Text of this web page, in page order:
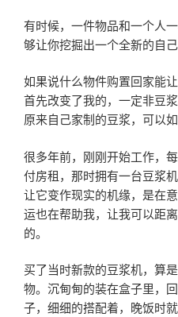
有时候，一件物品和一个人
够让你挖掘出一个全新的自己
如果说什么物件购置回家能
首先改变了我的，一定非豆
原来自己家制的豆浆，可以如
很多年前，刚刚开始工作，
付房租，那时拥有一台豆浆
让它变作现实的机缘，是在
运也在帮助我，让我可以距
的。
买了当时新款的豆浆机，算
物。沉甸甸的装在盒子里，
子，细细的搭配着，晚饭时